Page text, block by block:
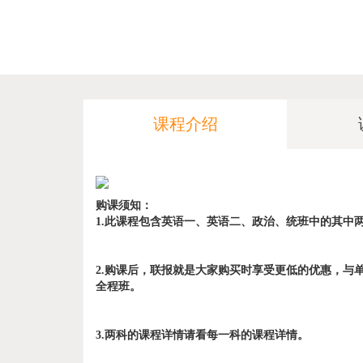
课程介绍
购课须知：
1.此课程包含英语一、英语二、政治、 统班中的其中
2.购课后，联报就是大家购买时享受更低的优惠，与
全程班。
3.两科的课程详情请看每一科的课程详情。